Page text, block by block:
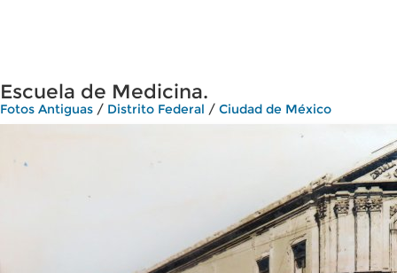
Escuela de Medicina.
Fotos Antiguas / Distrito Federal / Ciudad de México